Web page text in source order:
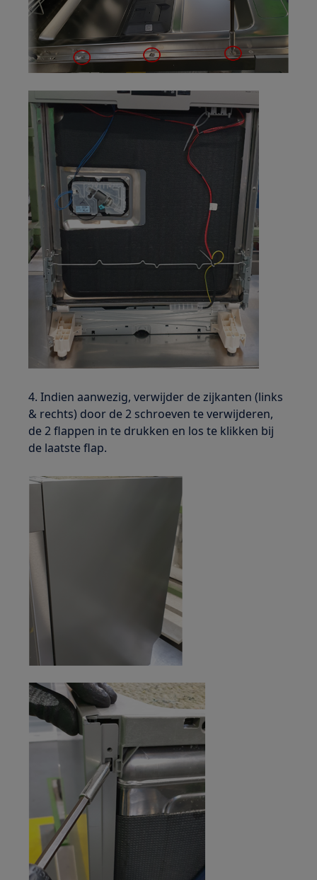
4. Indien aanwezig, verwijder de zijkanten (links
& rechts) door de 2 schroeven te verwijderen,
de 2 flappen in te drukken en los te klikken bij
de laatste flap.